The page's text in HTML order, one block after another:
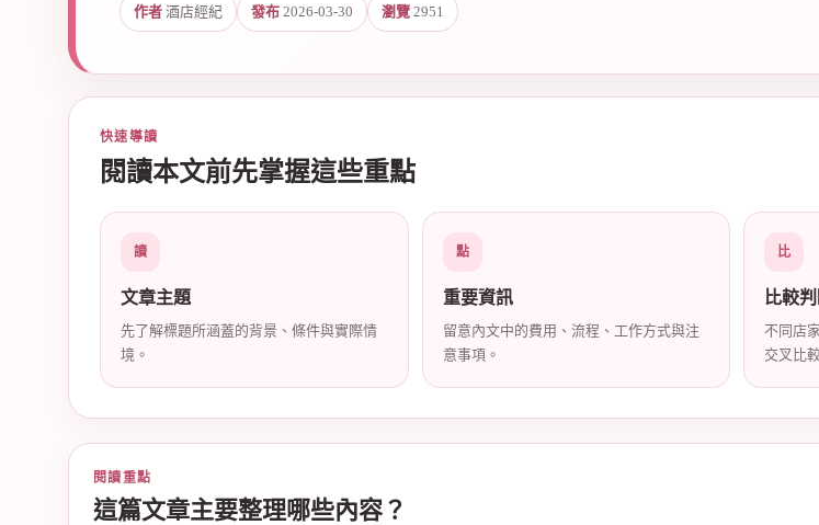
店
作者 酒店經紀 發布 2026-03-30 瀏覽 2951
快速導讀
閱讀本文前先掌握這些重點
讀
文章主題
先了解標題所涵蓋的背景、條件與實際情
境。
點
重要資訊
留意內文中的費用、流程、工作方式與注
意事項。
比
比較
不同店
交叉比
閱讀重點
這篇文章主要整理哪些內容？